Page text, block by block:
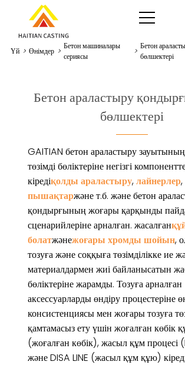
Үй > Өнімдер >
Бетон машиналары
сериясы
>
Бетон
бөлшектері
Бетон араластыру
бөлшектері
GAITIAN бетон араластыру зауытының
төзімді бөліктеріне негізгі
кіредіқолды араластыру,лайнерлер,
пышақтаржәне т.б. және бетон
қондырғының жоғары қарқынды
сценарийлеріне арналған. жасалған
болатжәнежоғары хромды шойын,
тозуға және соққыға төзімділікке ие
материалдармен жиі байланысатын
бөліктеріне жарамды. Тозуға арналған
аксессуарларды өндіру процестеріне
консистенциясы мен жоғары тозуға
қамтамасыз ету үшін жоғалған көбік
(жоғалған көбік), жасыл құм процесі
және DISA LINE (жасыл құм құю)